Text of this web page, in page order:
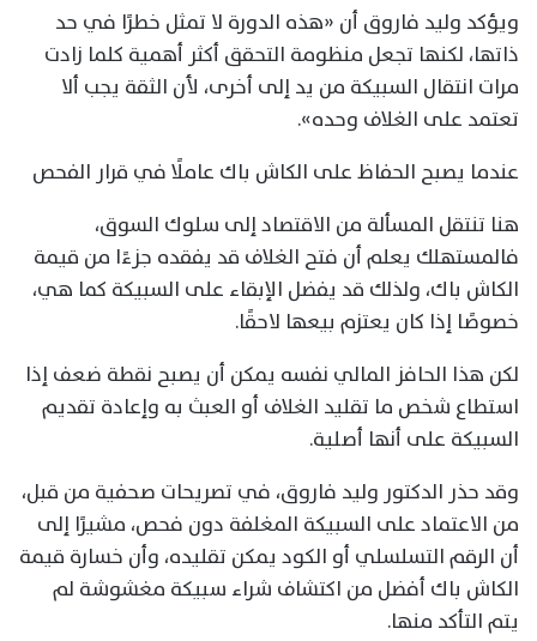
ويؤكد وليد فاروق أن «هذه الدورة لا تمثل خطرًا في حد
ذاتها، لكنها تجعل منظومة التحقق أكثر أهمية كلما زادت
مرات انتقال السبيكة من يد إلى أخرى، لأن الثقة يجب ألا
تعتمد على الغلاف وحده».
عندما يصبح الحفاظ على الكاش باك عاملًا في قرار الفحص
هنا تنتقل المسألة من الاقتصاد إلى سلوك السوق،
فالمستهلك يعلم أن فتح الغلاف قد يفقده جزءًا من قيمة
الكاش باك، ولذلك قد يفضل الإبقاء على السبيكة كما هي،
خصوصًا إذا كان يعتزم بيعها لاحقًا.
لكن هذا الحافز المالي نفسه يمكن أن يصبح نقطة ضعف إذا
استطاع شخص ما تقليد الغلاف أو العبث به وإعادة تقديم
السبيكة على أنها أصلية.
وقد حذر الدكتور وليد فاروق، في تصريحات صحفية من قبل،
من الاعتماد على السبيكة المغلفة دون فحص، مشيرًا إلى
أن الرقم التسلسلي أو الكود يمكن تقليده، وأن خسارة قيمة
الكاش باك أفضل من اكتشاف شراء سبيكة مغشوشة لم
يتم التأكد منها.